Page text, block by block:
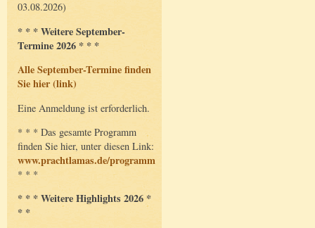
03.08.2026)
* * * Weitere September-
Termine 2026 * * *
Alle September-Termine finden
Sie hier (link)
Eine Anmeldung ist erforderlich.
* * * Das gesamte Programm
finden Sie hier, unter diesen Link:
www.prachtlamas.de/programm
* * *
* * * Weitere Highlights 2026 *
* *